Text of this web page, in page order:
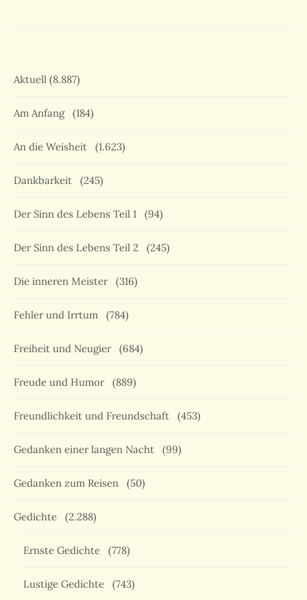
Aktuell (8.887)
Am Anfang (184)
An die Weisheit (1.623)
Dankbarkeit (245)
Der Sinn des Lebens Teil 1 (94)
Der Sinn des Lebens Teil 2 (245)
Die inneren Meister (316)
Fehler und Irrtum (784)
Freiheit und Neugier (684)
Freude und Humor (889)
Freundlichkeit und Freundschaft (453)
Gedanken einer langen Nacht (99)
Gedanken zum Reisen (50)
Gedichte (2.288)
Ernste Gedichte (778)
Lustige Gedichte (743)